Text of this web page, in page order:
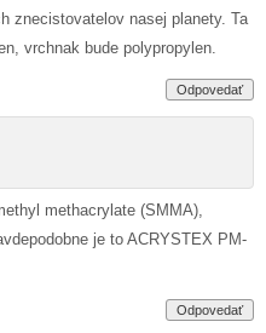
znecistovatelov nasej planety. Ta
vrchnak bude polypropylen.
Odpovedať
methacrylate (SMMA),
je to ACRYSTEX PM-
Odpovedať